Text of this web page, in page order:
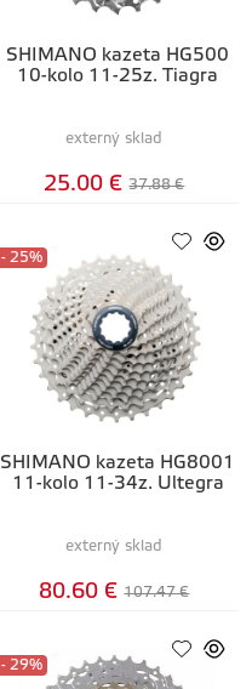
SHIMANO kazeta HG500
10-kolo 11-25z. Tiagra
externý sklad
25.00 € 37.88 €
SHIMANO kazeta HG8001
11-kolo 11-34z. Ultegra
- 25%
externý sklad
80.60 € 107.47 €
- 29%